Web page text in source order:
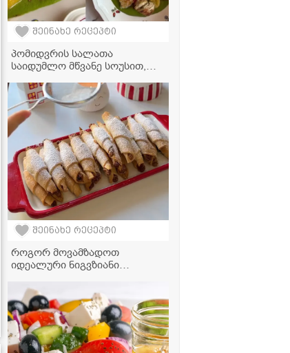
შეინახე რეცეპტი
პომიდვრის სალათა
საიდუმლო მწვანე სოუსით,
დაიპყრო!
შეინახე რეცეპტი
როგორ მოვამზადოთ
იდეალური ნიგვზიანი
რეცეპტი